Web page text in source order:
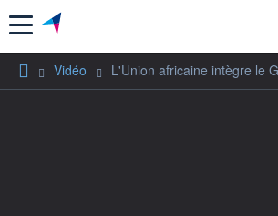
Menu
Vidéo L'Union africaine intègre le